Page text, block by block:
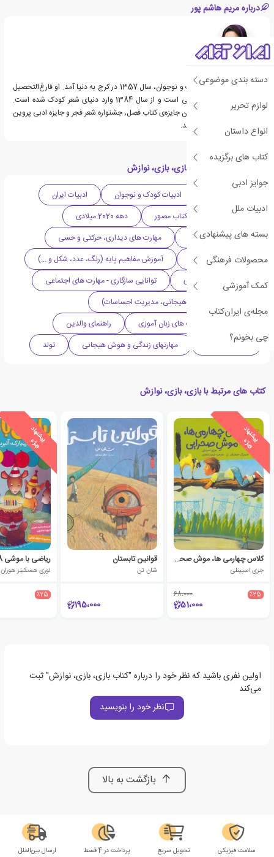
دسته بندی موضوعی
لوازم تحریر
انواع داستان
کتاب های برگزیده
جوایز ادبی
ادبیات ملل
بسته های پیشنهادی
محصولات فرهنگی
کمک آموزشی
مجله‌ی ایران‌کتاب
چی بخونم؟
درباره مریم هاشم پور
مریم هاشم‌پور شاعر کودک و نوجوان، سال 1357 در کرج به دنیا آمد. او فارغ‌التحصیل
رشته زبان و ادبیات فارسی است و از سال 1384 وارد دنیای شعر کودک شده است.
اشعار او جوایز بسیاری چون جایزه‌ی کتاب فصل، جشنواره شعر فجر و جایزه ادبی پروین
را برایش به ارمغان آورده‌اند.
دسته بندی های کتاب بازی، بازی، نوازش
ادبیات کودک و نوجوان
ادبیات ایران
کتاب کودک
کتاب مصور
دهه 2020 میلادی
نوزاد (۰-۲ سال | +0)
مهارت های دیداری، حرکتی و حسی
خانواده و احساسات
آموزش مفاهیم پایه (رنگ، عدد، شکل و ...)
حل چالش های رفتاری
توانایی سازگاری - مهارت های اجتماعی
سواد عاطفی (هوش هیجانی، مدیریت احساسات)
تقویت گفتار و مهارت های زبان آموزی
راهنمای والدین
کتابهای تربیتی
مهارتهای زندگی و هوش هیجانی تولد
کتاب های مرتبط با بازی، بازی، نوازش
پ
ی
ش
ن
ه
ا
د
و
ی
ژ
ه
کلاس چهارمی ها، موش صحرایی
جری اسپینلی
٪25 68،000
51،000
قوانین تابستان
شان تن
195،000
پ
ی
ش
ن
ه
ا
د
و
ی
ژ
ه
ریاضی با موشی 8
لوری هسکینز هوران
٪25
اولین نفری باشید که نظر خود را درباره "کتاب بازی، بازی، نوازش" ثبت
می‌کند
نظر خود را بنویسید
بازگشت به بالا
سلامت فیزیکی تحویل سریع پرداخت در 4 قسط ارسال بین‌الملل